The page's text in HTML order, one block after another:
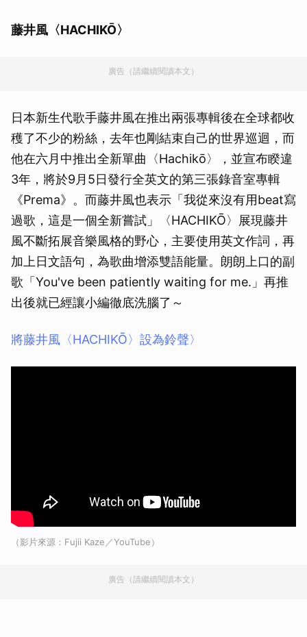
藤井風〈HACHIKŌ〉
廣告（請繼續閱讀本文）
日本新生代歌手藤井風在推出兩張專輯後在全球都收
穫了不少的粉絲，去年也剛結束自己的世界巡迴，而
他在六月中推出全新單曲〈Hachikō〉，並宣布睽違
3年，將於9月5日發行全英文的第三張錄音室專輯
《Prema》。而藤井風也表示「我從來沒有用beat寫
過歌，這是一個全新嘗試」〈HACHIKŌ〉展現藤井
風不斷拓展音樂風格的野心，主要使用英文作詞，再
加上日文語句，為歌曲增添雙語能量。朗朗上口的副
歌「You've been patiently waiting for me.」再推
出後就已經讓小編徹底洗腦了～
將藤井風〈HACHIKŌ〉設為鈴聲〉
（影片來源：Fujii Kaze／YouTube）
廣告（請繼續閱讀本文）